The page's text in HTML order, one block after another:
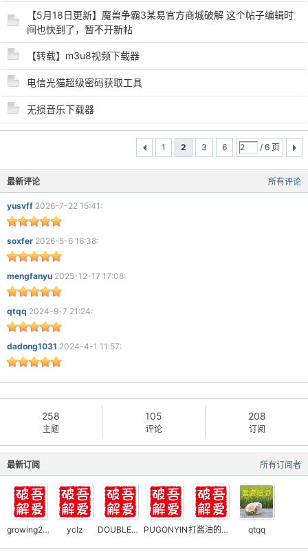
【5月18日更新】魔兽争霸3某易官方商城破解 这个帖子编辑时
间也快到了，暂不开新帖
【转载】m3u8视频下载器
电信光猫超级密码获取工具
无损音乐下载器
1 2 3 6 / 6 页
所有评论
最新评论
yusvff 2026-7-22 15:41:
soxfer 2026-5-6 16:38:
mengfanyu 2025-12-17 17:08:
qtqq 2024-9-7 21:24:
dadong1031 2024-4-1 11:57:
258
主题
105
评论
208
订阅
所有订阅者
最新订阅
growing2255 yclz DOUBLEUPK PUGONYIN 打酱油的笨小孩 qtqq